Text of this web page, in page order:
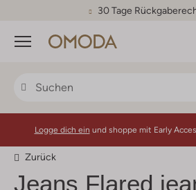
30 Tage
Menü
Logge dich ein und shoppe mit Early
Zurück
Jeans Flared